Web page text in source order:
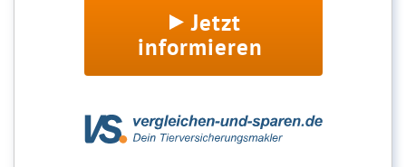
Jetzt
informieren